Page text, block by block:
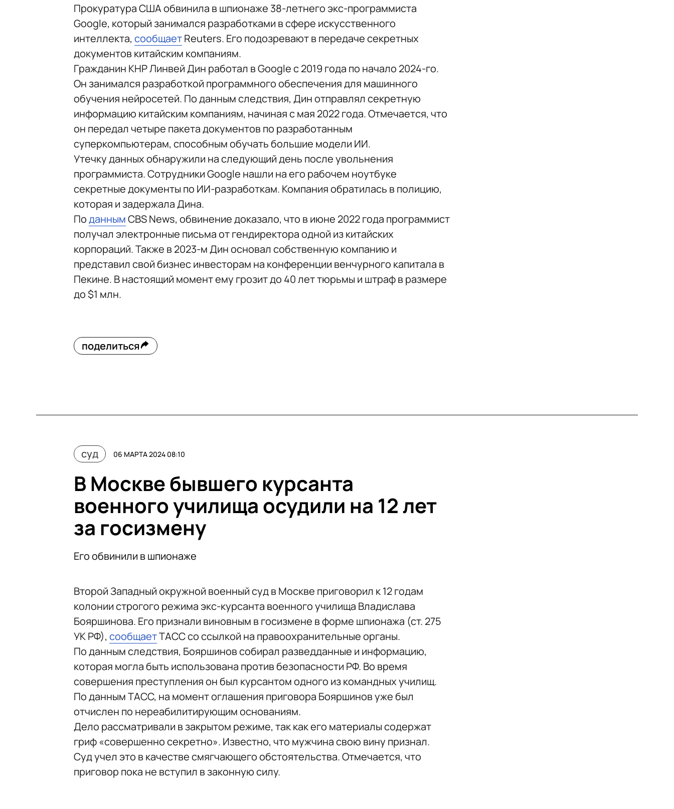
Прокуратура США обвинила в шпионаже 38-летнего экс-программиста
Google, который занимался разработками в сфере искусственного
интеллекта, сообщаетReuters. Его подозревают в передаче секретных
документов китайским компаниям.
Гражданин КНР Линвей Дин работал в Google с 2019 года по начало 2024-го.
Он занимался разработкой программного обеспечения для машинного
обучения нейросетей. По данным следствия, Дин отправлял секретную
информацию китайским компаниям, начиная с мая 2022 года. Отмечается, что
он передал четыре пакета документов по разработанным
суперкомпьютерам, способным обучать большие модели ИИ.
Утечку данных обнаружили на следующий день после увольнения
программиста. Сотрудники Google нашли на его рабочем ноутбуке
секретные документы по ИИ-разработкам. Компания обратилась в полицию,
которая и задержала Дина.
ПоданнымCBS News, обвинение доказало, что в июне 2022 года программист
получал электронные письма от гендиректора одной из китайских
корпораций. Также в 2023-м Дин основал собственную компанию и
представил свой бизнес инвесторам на конференции венчурного капитала в
Пекине. В настоящий момент ему грозит до 40 лет тюрьмы и штраф в размере
до $1 млн.
поделиться
суд 06 МАРТА 2024 08:10
В Москве бывшего курсанта
военного училища осудили на 12 лет
за госизмену
Его обвинили в шпионаже
Второй Западный окружной военный суд в Москве приговорил к 12 годам
колонии строгого режима экс-курсанта военного училища Владислава
Бояршинова. Его признали виновным в госизмене в форме шпионажа (ст. 275
УК РФ), сообщаетТАСС со ссылкой на правоохранительные органы.
По данным следствия, Бояршинов собирал разведданные и информацию,
которая могла быть использована против безопасности РФ. Во время
совершения преступления он был курсантом одного из командных училищ.
По данным ТАСС, на момент оглашения приговора Бояршинов уже был
отчислен по нереабилитирующим основаниям.
Дело рассматривали в закрытом режиме, так как его материалы содержат
гриф «совершенно секретно». Известно, что мужчина свою вину признал.
Суд учел это в качестве смягчающего обстоятельства. Отмечается, что
приговор пока не вступил в законную силу.